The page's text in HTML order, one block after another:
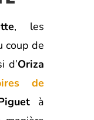
, les
coup de
d’Oriza
de
à